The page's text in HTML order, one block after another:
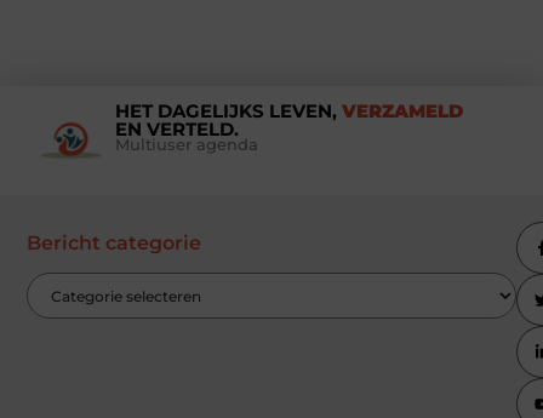
HET DAGELIJKS LEVEN, VERZAMELD
EN VERTELD.
Multiuser agenda
Bericht categorie